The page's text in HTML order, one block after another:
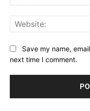
Save my name,
next time I comment.